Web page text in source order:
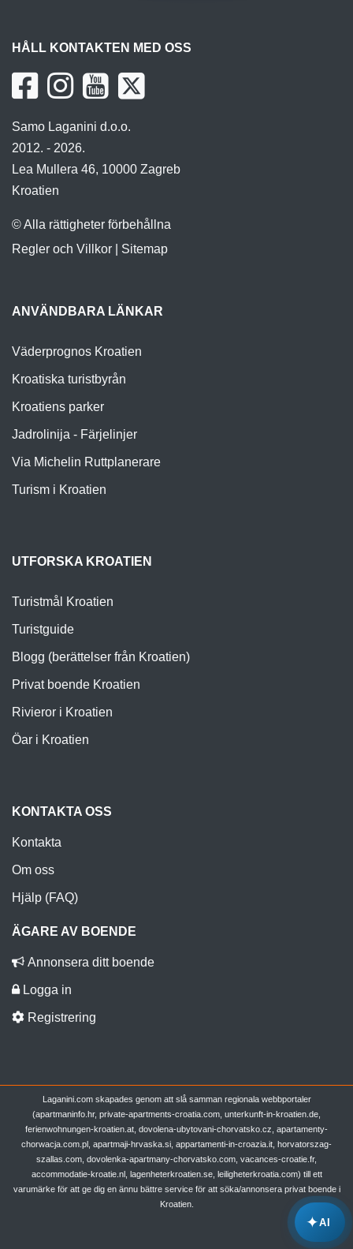
✦AI
HÅLL KONTAKTEN MED OSS
Samo Laganini d.o.o.
2012. - 2026.
Lea Mullera 46, 10000 Zagreb
Kroatien
© Alla rättigheter förbehållna
Regler och Villkor
Sitemap
ANVÄNDBARA LÄNKAR
Väderprognos Kroatien
Kroatiska turistbyrån
Kroatiens parker
Jadrolinija - Färjelinjer
Via Michelin Ruttplanerare
Turism i Kroatien
UTFORSKA KROATIEN
Turistmål Kroatien
Turistguide
Blogg (berättelser från Kroatien)
Privat boende Kroatien
Rivieror i Kroatien
Öar i Kroatien
KONTAKTA OSS
Kontakta
Om oss
Hjälp (FAQ)
ÄGARE AV BOENDE
Annonsera ditt boende
Logga in
Registrering
Laganini.com skapades genom att slå samman regionala webbportaler
(apartmaninfo.hr, private-apartments-croatia.com, unterkunft-in-kroatien.de,
ferienwohnungen-kroatien.at, dovolena-ubytovani-chorvatsko.cz, apartamenty-
chorwacja.com.pl, apartmaji-hrvaska.si, appartamenti-in-croazia.it, horvatorszag-
szallas.com, dovolenka-apartmany-chorvatsko.com, vacances-croatie.fr,
accommodatie-kroatie.nl, lagenheterkroatien.se, leiligheterkroatia.com) till ett
varumärke för att ge dig en ännu bättre service för att söka/annonsera privat boende i
Kroatien.